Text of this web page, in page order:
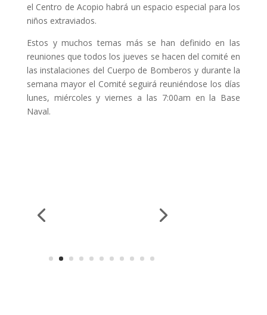
el Centro de Acopio habrá un espacio especial para los
niños extraviados.
Estos y muchos temas más se han definido en las
reuniones que todos los jueves se hacen del comité en
las instalaciones del Cuerpo de Bomberos y durante la
semana mayor el Comité seguirá reuniéndose los días
lunes, miércoles y viernes a las 7:00am en la Base
Naval.